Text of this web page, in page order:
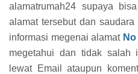
alamatrumah24 supaya
alamat tersebut dan
informasi megenai alamat
megetahui dan tidak salah
lewat Email ataupun